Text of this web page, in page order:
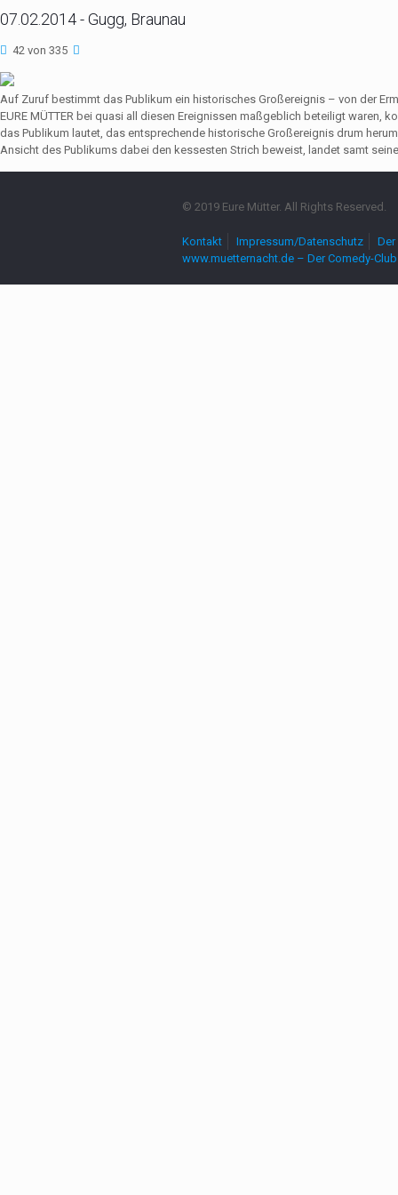
07.02.2014 - Gugg, Braunau
42 von 335
Auf Zuruf bestimmt das Publikum ein historisches Großereignis – von der
EURE MÜTTER bei quasi all diesen Ereignissen maßgeblich beteiligt waren,
das Publikum lautet, das entsprechende historische Großereignis drum
Ansicht des Publikums dabei den kessesten Strich beweist, landet samt
© 2019 Eure Mütter. All Rights Reserved.
Kontakt Impressum/Datenschutz
www.muetternacht.de – Der Comedy-Club